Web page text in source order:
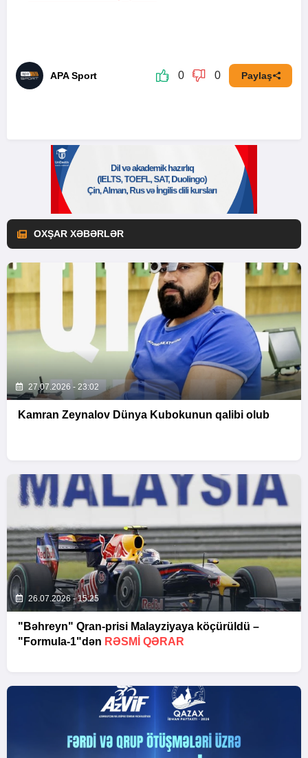
APA Sport 0 0 Paylaş
OXŞAR XƏBƏRLƏR
27.07.2026 - 23:02
Kamran Zeynalov Dünya Kubokunun qalibi olub
26.07.2026 - 15:25
"Bəhreyn" Qran-prisi Malayziyaya köçürüldü –
"Formula-1"dən RƏSMI QƏRAR